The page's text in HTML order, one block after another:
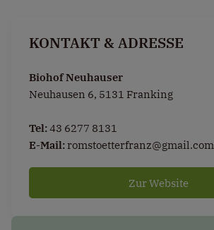
KONTAKT & ADRESSE
Biohof Neuhauser
Neuhausen 6, 5131 Franking
Tel:43 6277 8131
E-Mail:romstoetterfranz@gmail.com
Zur Website